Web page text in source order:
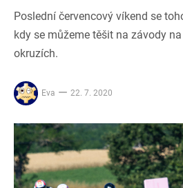
Poslední červencový víkend se
kdy se můžeme těšit na závody
okruzích.
Eva 22. 7. 2020